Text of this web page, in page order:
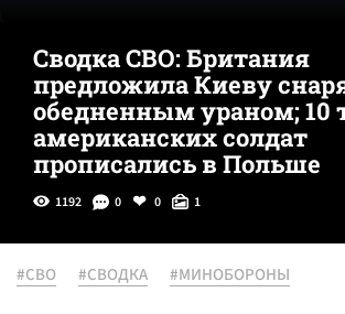
Сводка СВО: Британия
предложила Киеву
обедненным ураном; 10
американских солдат
прописались в Польше
1192 0 0 1
#СВО #СВОДКА #МИНОБОРОНЫ